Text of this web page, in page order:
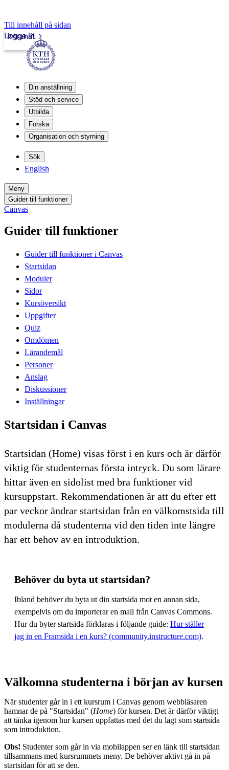
Till innehåll på sidan
Intranät
Logga in
Din anställning
Stöd och service
Utbilda
Forska
Organisation och styrning
Sök
English
Meny
Guider till funktioner
Canvas
Guider till funktioner
Guider till funktioner i Canvas
Startsidan
Moduler
Sidor
Kursöversikt
Uppgifter
Quiz
Omdömen
Lärandemål
Personer
Anslag
Diskussioner
Inställningar
Startsidan i Canvas
Startsidan (Home) visas först i en kurs och är därför
viktig för studenternas första intryck. Du som lärare
hittar även en sidolist med bra funktioner vid
kursuppstart. Rekommendationen är att du efter ett
par veckor ändrar startsidan från en välkomstsida till
modulerna då studenterna vid den tiden inte längre
har ett behov av en introduktion.
Behöver du byta ut startsidan?
Ibland behöver du byta ut din startsida mot en annan sida,
exempelvis om du importerar en mall från Canvas Commons.
Hur du byter startsida förklaras i följande guide: Hur ställer
jag in en Framsida i en kurs? (community.instructure.com).
Välkomna studenterna i början av kursen
När studenter går in i ett kursrum i Canvas genom webbläsaren
hamnar de på "Startsidan" (Home) för kursen. Det är därför viktigt
att tänka igenom hur kursen uppfattas med det du lagt som startsida
som introduktion.
Obs! Studenter som går in via mobilappen ser en länk till startsidan
tillsammans med kursrummets meny. De behöver aktivt gå in på
startsidan för att se den.